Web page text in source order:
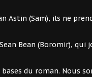
Astin (Sam), ils ne
Bean (Boromir), qui
du roman. Nous